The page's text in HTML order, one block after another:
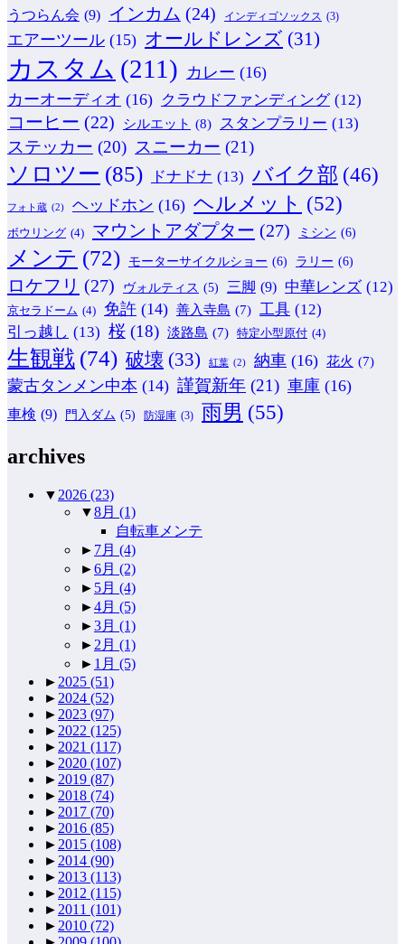
うつらん会 (9) インカム (24) インディゴソックス (3)
エアーツール (15) オールドレンズ (31)
カスタム (211) カレー (16)
カーオーディオ (16) クラウドファンディング (12)
コーヒー (22) シルエット (8) スタンプラリー (13)
ステッカー (20) スニーカー (21)
ソロツー (85) ドナドナ (13) バイク部 (46)
フォト蔵 (2) ヘッドホン (16) ヘルメット (52)
ボウリング (4) マウントアダプター (27) ミシン (6)
メンテ (72) モーターサイクルショー (6) ラリー (6)
ロケフリ (27) ヴォルティス (5) 三脚 (9) 中華レンズ (12)
京セラドーム (4) 免許 (14) 善入寺島 (7) 工具 (12)
引っ越し (13) 桜 (18) 淡路島 (7) 特定小型原付 (4)
生観戦 (74) 破壊 (33) 紅葉 (2) 納車 (16) 花火 (7)
蒙古タンメン中本 (14) 謹賀新年 (21) 車庫 (16)
車検 (9) 門入ダム (5) 防湿庫 (3) 雨男 (55)
archives
▼ 2026 (23)
▼8月 (1)
自転車メンテ
► 7月 (4)
►6月 (2)
► 5月 (4)
►4月 (5)
►3月 (1)
► 2月 (1)
► 1月 (5)
► 2025 (51)
► 2024 (52)
► 2023 (97)
► 2022 (125)
► 2021 (117)
► 2020 (107)
► 2019 (87)
► 2018 (74)
► 2017 (70)
► 2016 (85)
► 2015 (108)
► 2014 (90)
► 2013 (113)
► 2012 (115)
► 2011 (101)
► 2010 (72)